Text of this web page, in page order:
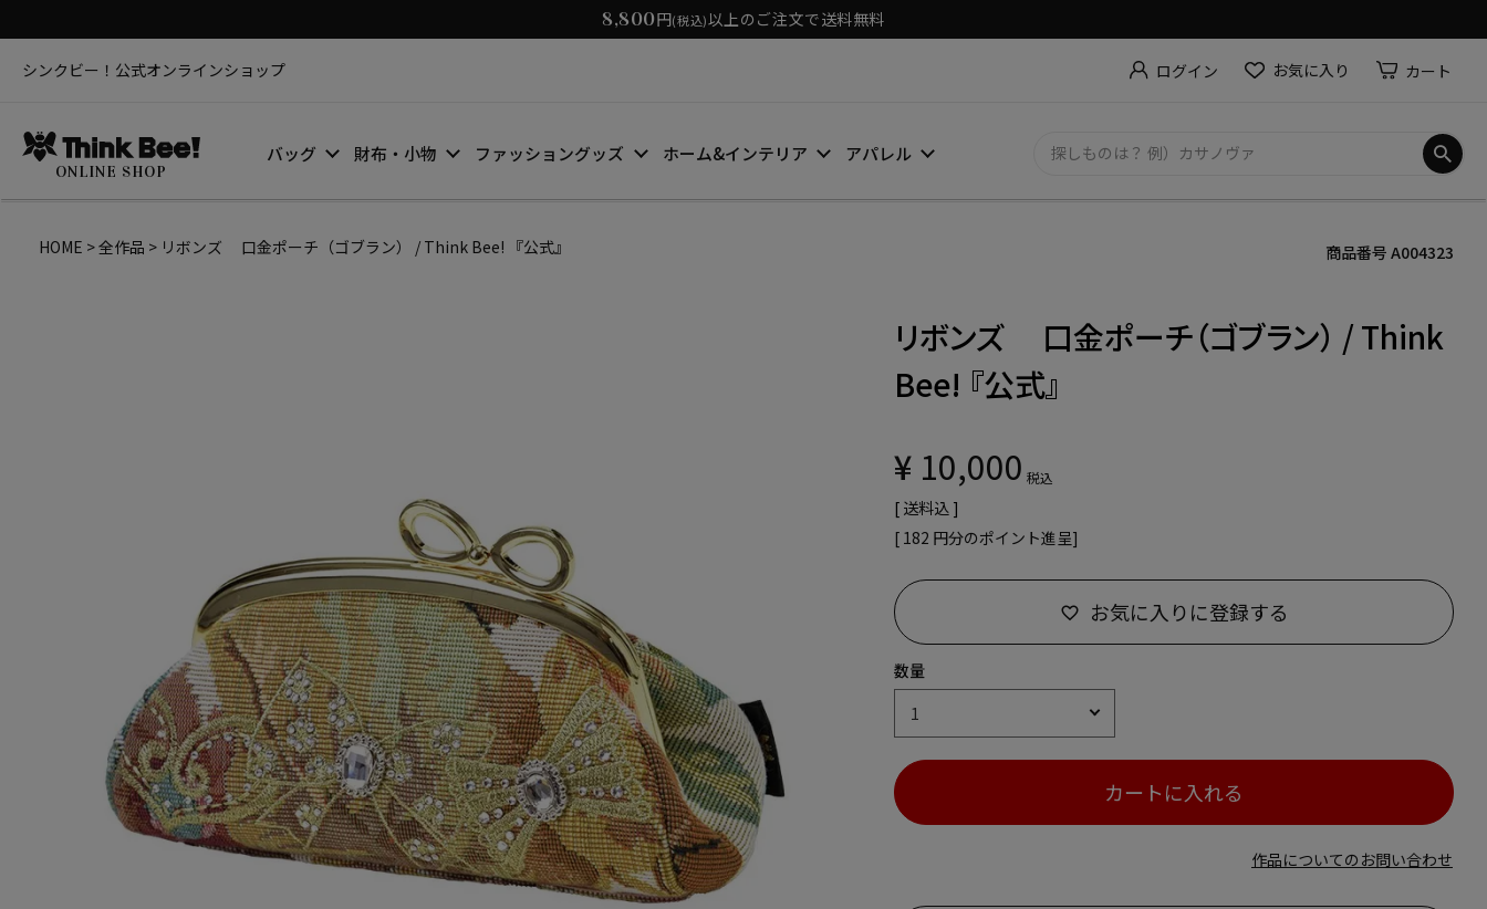
8,800円(税込)以上のご注文で送料無料
シンクビー！公式オンラインショップ ログイン お気に入り カート
ONLINE SHOP
バッグ 財布・小物 ファッショングッズ ホーム&インテリア アパレル
HOME 全作品 リボンズ 口金ポーチ（ゴブラン） / Think Bee! 『公式』
リボンズ 口金ポーチ（ゴブラン） / Think
Bee! 『公式』
商品番号 A004323
¥ 10,000 税込
送料込
[ 182 円分のポイント進呈]
お気に入りに登録する
カートに入れる
作品についてのお問い合わせ